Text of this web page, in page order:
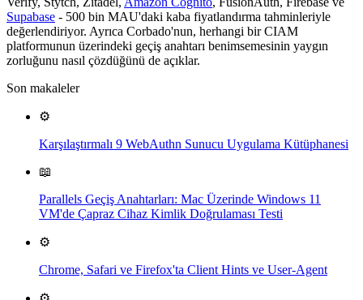
Supabase - 500 bin MAU'daki kaba fiyatlandırma tahminleriyle
değerlendiriyor. Ayrıca Corbado'nun, herhangi bir CIAM
platformunun üzerindeki geçiş anahtarı benimsemesinin yaygın
zorluğunu nasıl çözdüğünü de açıklar.
Son makaleler
⚙️
Karşılaştırmalı 9 WebAuthn Sunucu Uygulama Kütüphanesi
📖
Parallels Geçiş Anahtarları: Mac Üzerinde Windows 11
VM'de Çapraz Cihaz Kimlik Doğrulaması Testi
⚙️
Chrome, Safari ve Firefox'ta Client Hints ve User-Agent